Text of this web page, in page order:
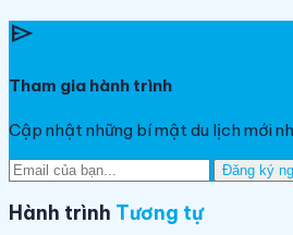
send
Tham gia hành trình
Cập nhật những bí mật du lịch mới
Đăng ký
Hành trình Tương tự